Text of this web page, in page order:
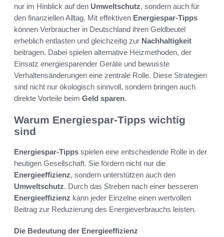
nur im Hinblick auf den Umweltschutz, sondern auch für
den finanziellen Alltag. Mit effektiven Energiespar-Tipps
können Verbraucher in Deutschland ihren Geldbeutel
erheblich entlasten und gleichzeitig zur Nachhaltigkeit
beitragen. Dabei spielen alternative Heizmethoden, der
Einsatz energiesparender Geräte und bewusste
Verhaltensänderungen eine zentrale Rolle. Diese Strategien
sind nicht nur ökologisch sinnvoll, sondern bringen auch
direkte Vorteile beim Geld sparen.
Warum Energiespar-Tipps wichtig
sind
Energiespar-Tipps spielen eine entscheidende Rolle in der
heutigen Gesellschaft. Sie fördern nicht nur die
Energieeffizienz, sondern unterstützen auch den
Umweltschutz. Durch das Streben nach einer besseren
Energieeffizienz kann jeder Einzelne einen wertvollen
Beitrag zur Reduzierung des Energieverbrauchs leisten.
Die Bedeutung der Energieeffizienz